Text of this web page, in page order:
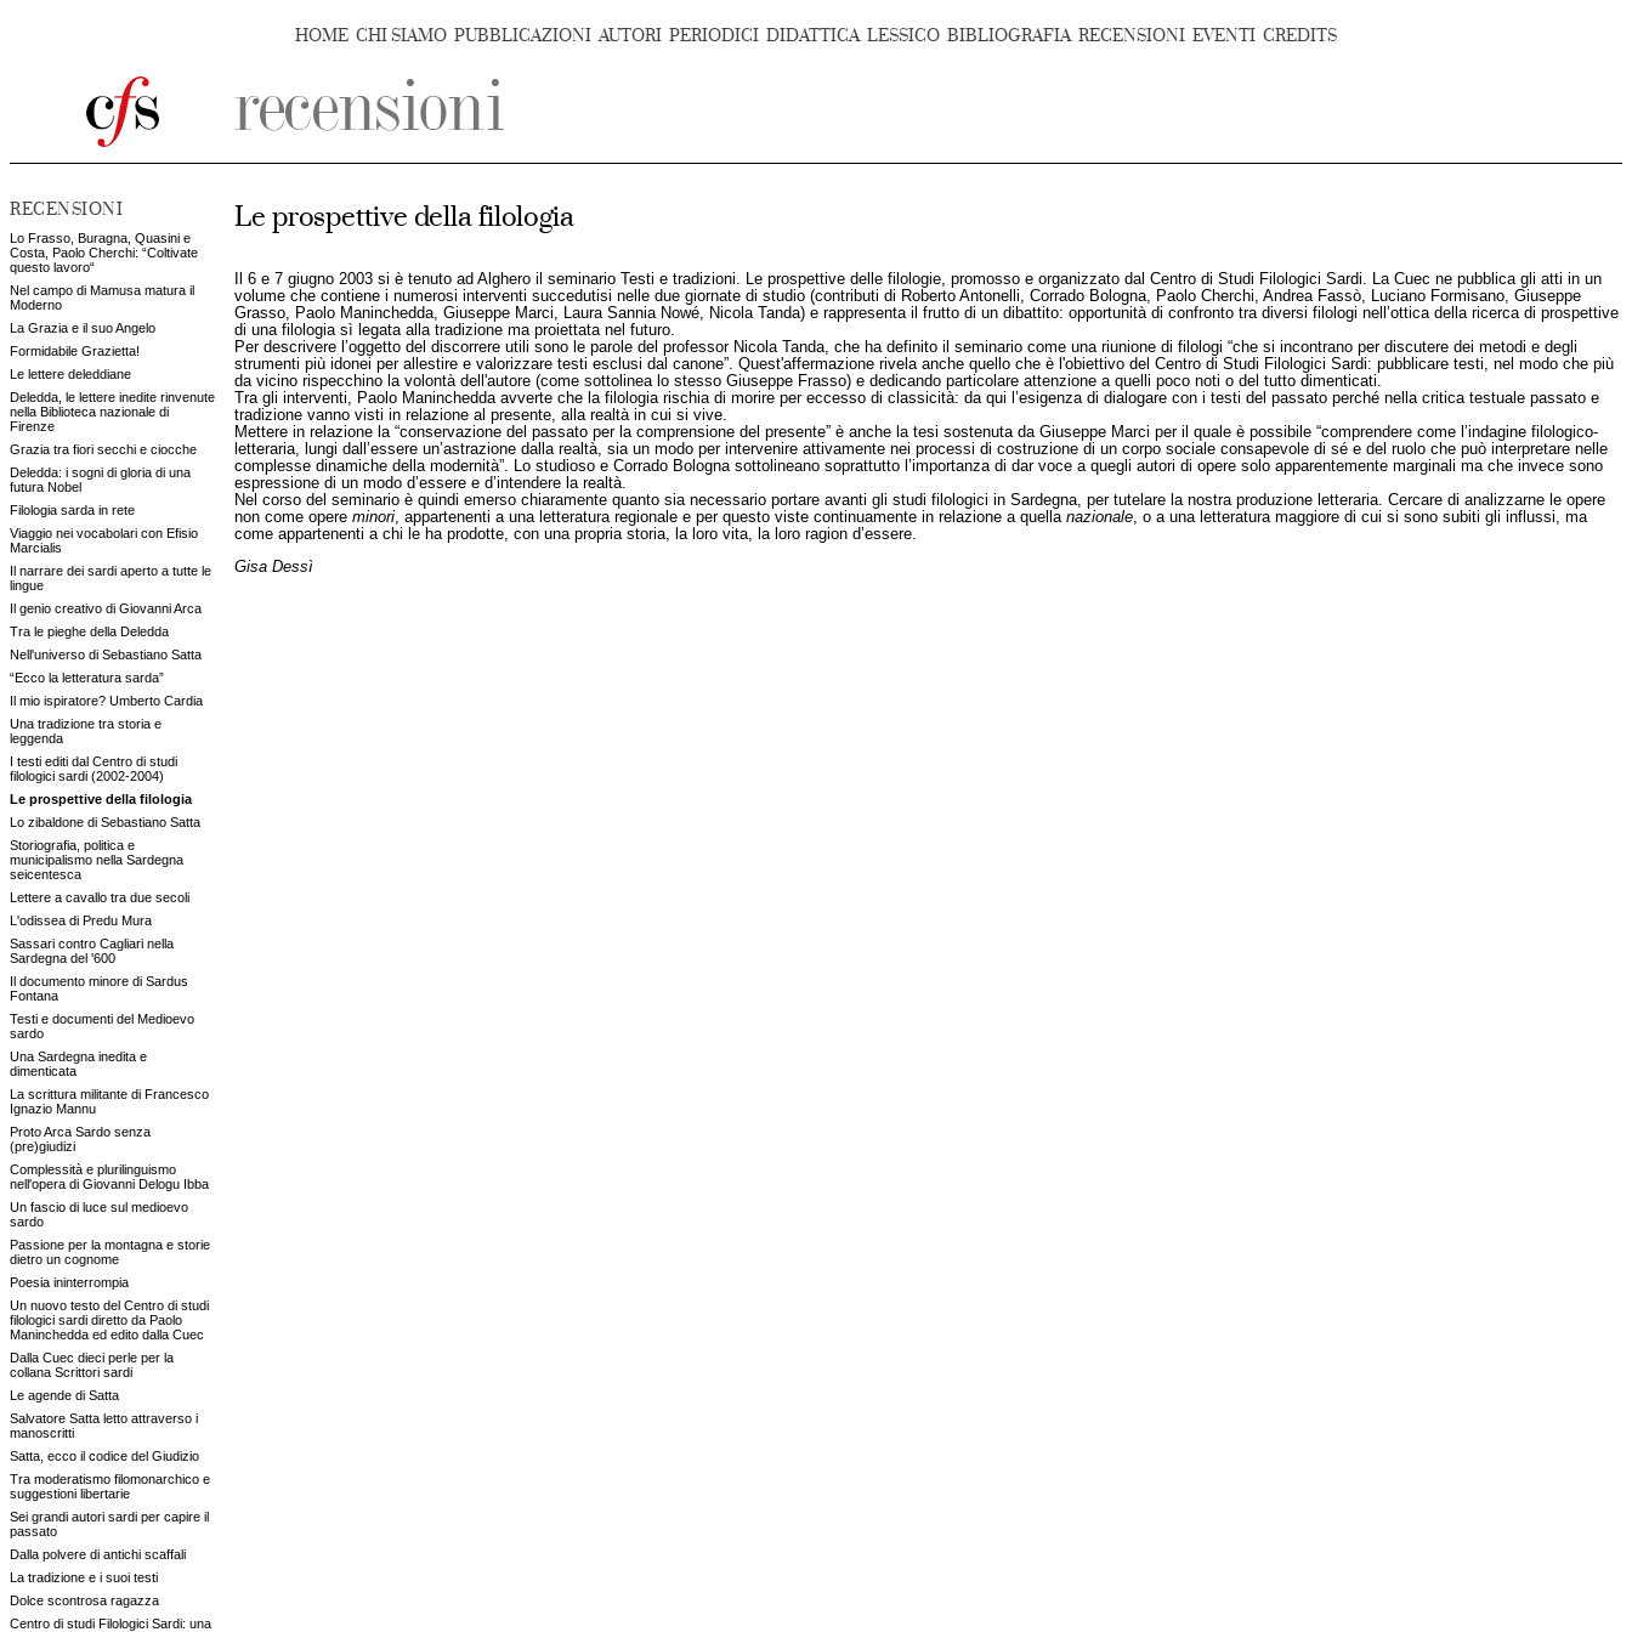
HOME CHI SIAMO PUBBLICAZIONI AUTORI PERIODICI DIDATTICA LESSICO BIBLIOGRAFIA RECENSIONI EVENTI CREDITS
RECENSIONI
Lo Frasso, Buragna, Quasini e
Costa, Paolo Cherchi: “Coltivate
questo lavoro“
Nel campo di Mamusa matura il
Moderno
La Grazia e il suo Angelo
Formidabile Grazietta!
Le lettere deleddiane
Deledda, le lettere inedite rinvenute
nella Biblioteca nazionale di
Firenze
Grazia tra fiori secchi e ciocche
Deledda: i sogni di gloria di una
futura Nobel
Filologia sarda in rete
Viaggio nei vocabolari con Efisio
Marcialis
Il narrare dei sardi aperto a tutte le
lingue
Il genio creativo di Giovanni Arca
Tra le pieghe della Deledda
Nell'universo di Sebastiano Satta
“Ecco la letteratura sarda”
Il mio ispiratore? Umberto Cardia
Una tradizione tra storia e
leggenda
I testi editi dal Centro di studi
filologici sardi (2002-2004)
Le prospettive della filologia
Lo zibaldone di Sebastiano Satta
Storiografia, politica e
municipalismo nella Sardegna
seicentesca
Lettere a cavallo tra due secoli
L'odissea di Predu Mura
Sassari contro Cagliari nella
Sardegna del '600
Il documento minore di Sardus
Fontana
Testi e documenti del Medioevo
sardo
Una Sardegna inedita e
dimenticata
La scrittura militante di Francesco
Ignazio Mannu
Proto Arca Sardo senza
(pre)giudizi
Complessità e plurilinguismo
nell'opera di Giovanni Delogu Ibba
Un fascio di luce sul medioevo
sardo
Passione per la montagna e storie
dietro un cognome
Poesia ininterrompia
Un nuovo testo del Centro di studi
filologici sardi diretto da Paolo
Maninchedda ed edito dalla Cuec
Dalla Cuec dieci perle per la
collana Scrittori sardi
Le agende di Satta
Salvatore Satta letto attraverso i
manoscritti
Satta, ecco il codice del Giudizio
Tra moderatismo filomonarchico e
suggestioni libertarie
Sei grandi autori sardi per capire il
passato
Dalla polvere di antichi scaffali
La tradizione e i suoi testi
Dolce scontrosa ragazza
Centro di studi Filologici Sardi: una
Le prospettive della filologia
Il 6 e 7 giugno 2003 si è tenuto ad Alghero il seminario Testi e tradizioni. Le prospettive delle filologie, promosso e organizzato dal Centro di Studi Filologici Sardi. La Cuec ne pubblica gli atti in un
volume che contiene i numerosi interventi succedutisi nelle due giornate di studio (contributi di Roberto Antonelli, Corrado Bologna, Paolo Cherchi, Andrea Fassò, Luciano Formisano, Giuseppe
Grasso, Paolo Maninchedda, Giuseppe Marci, Laura Sannia Nowé, Nicola Tanda) e rappresenta il frutto di un dibattito: opportunità di confronto tra diversi filologi nell’ottica della ricerca di prospettive
di una filologia sì legata alla tradizione ma proiettata nel futuro.
Per descrivere l’oggetto del discorrere utili sono le parole del professor Nicola Tanda, che ha definito il seminario come una riunione di filologi “che si incontrano per discutere dei metodi e degli
strumenti più idonei per allestire e valorizzare testi esclusi dal canone”. Quest'affermazione rivela anche quello che è l'obiettivo del Centro di Studi Filologici Sardi: pubblicare testi, nel modo che più
da vicino rispecchino la volontà dell'autore (come sottolinea lo stesso Giuseppe Frasso) e dedicando particolare attenzione a quelli poco noti o del tutto dimenticati.
Tra gli interventi, Paolo Maninchedda avverte che la filologia rischia di morire per eccesso di classicità: da qui l’esigenza di dialogare con i testi del passato perché nella critica testuale passato e
tradizione vanno visti in relazione al presente, alla realtà in cui si vive.
Mettere in relazione la “conservazione del passato per la comprensione del presente” è anche la tesi sostenuta da Giuseppe Marci per il quale è possibile “comprendere come l’indagine filologico-
letteraria, lungi dall’essere un’astrazione dalla realtà, sia un modo per intervenire attivamente nei processi di costruzione di un corpo sociale consapevole di sé e del ruolo che può interpretare nelle
complesse dinamiche della modernità”. Lo studioso e Corrado Bologna sottolineano soprattutto l’importanza di dar voce a quegli autori di opere solo apparentemente marginali ma che invece sono
espressione di un modo d’essere e d’intendere la realtà.
Nel corso del seminario è quindi emerso chiaramente quanto sia necessario portare avanti gli studi filologici in Sardegna, per tutelare la nostra produzione letteraria. Cercare di analizzarne le opere
non come opere minori, appartenenti a una letteratura regionale e per questo viste continuamente in relazione a quella nazionale, o a una letteratura maggiore di cui si sono subiti gli influssi, ma
come appartenenti a chi le ha prodotte, con una propria storia, la loro vita, la loro ragion d’essere.
Gisa Dessì